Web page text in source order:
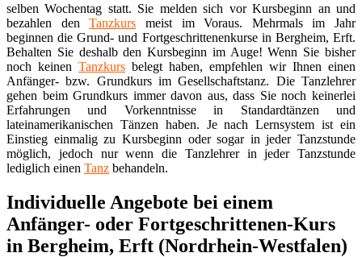
selben Wochentag statt. Sie melden sich vor Kursbeginn an und
bezahlen denTanzkurs meist im Voraus. Mehrmals im Jahr
beginnen die Grund- und Fortgeschrittenenkurse in Bergheim, Erft.
Behalten Sie deshalb den Kursbeginn im Auge! Wenn Sie bisher
noch keinen Tanzkurs belegt haben, empfehlen wir Ihnen einen
Anfänger- bzw. Grundkurs im Gesellschaftstanz. Die Tanzlehrer
gehen beim Grundkurs immer davon aus, dass Sie noch keinerlei
Erfahrungen und Vorkenntnisse in Standardtänzen und
lateinamerikanischen Tänzen haben. Je nach Lernsystem ist ein
Einstieg einmalig zu Kursbeginn oder sogar in jeder Tanzstunde
möglich, jedoch nur wenn die Tanzlehrer in jeder Tanzstunde
lediglich einen Tanz behandeln.
Individuelle Angebote bei einem
Anfänger- oder Fortgeschrittenen-Kurs
in Bergheim, Erft (Nordrhein-Westfalen)